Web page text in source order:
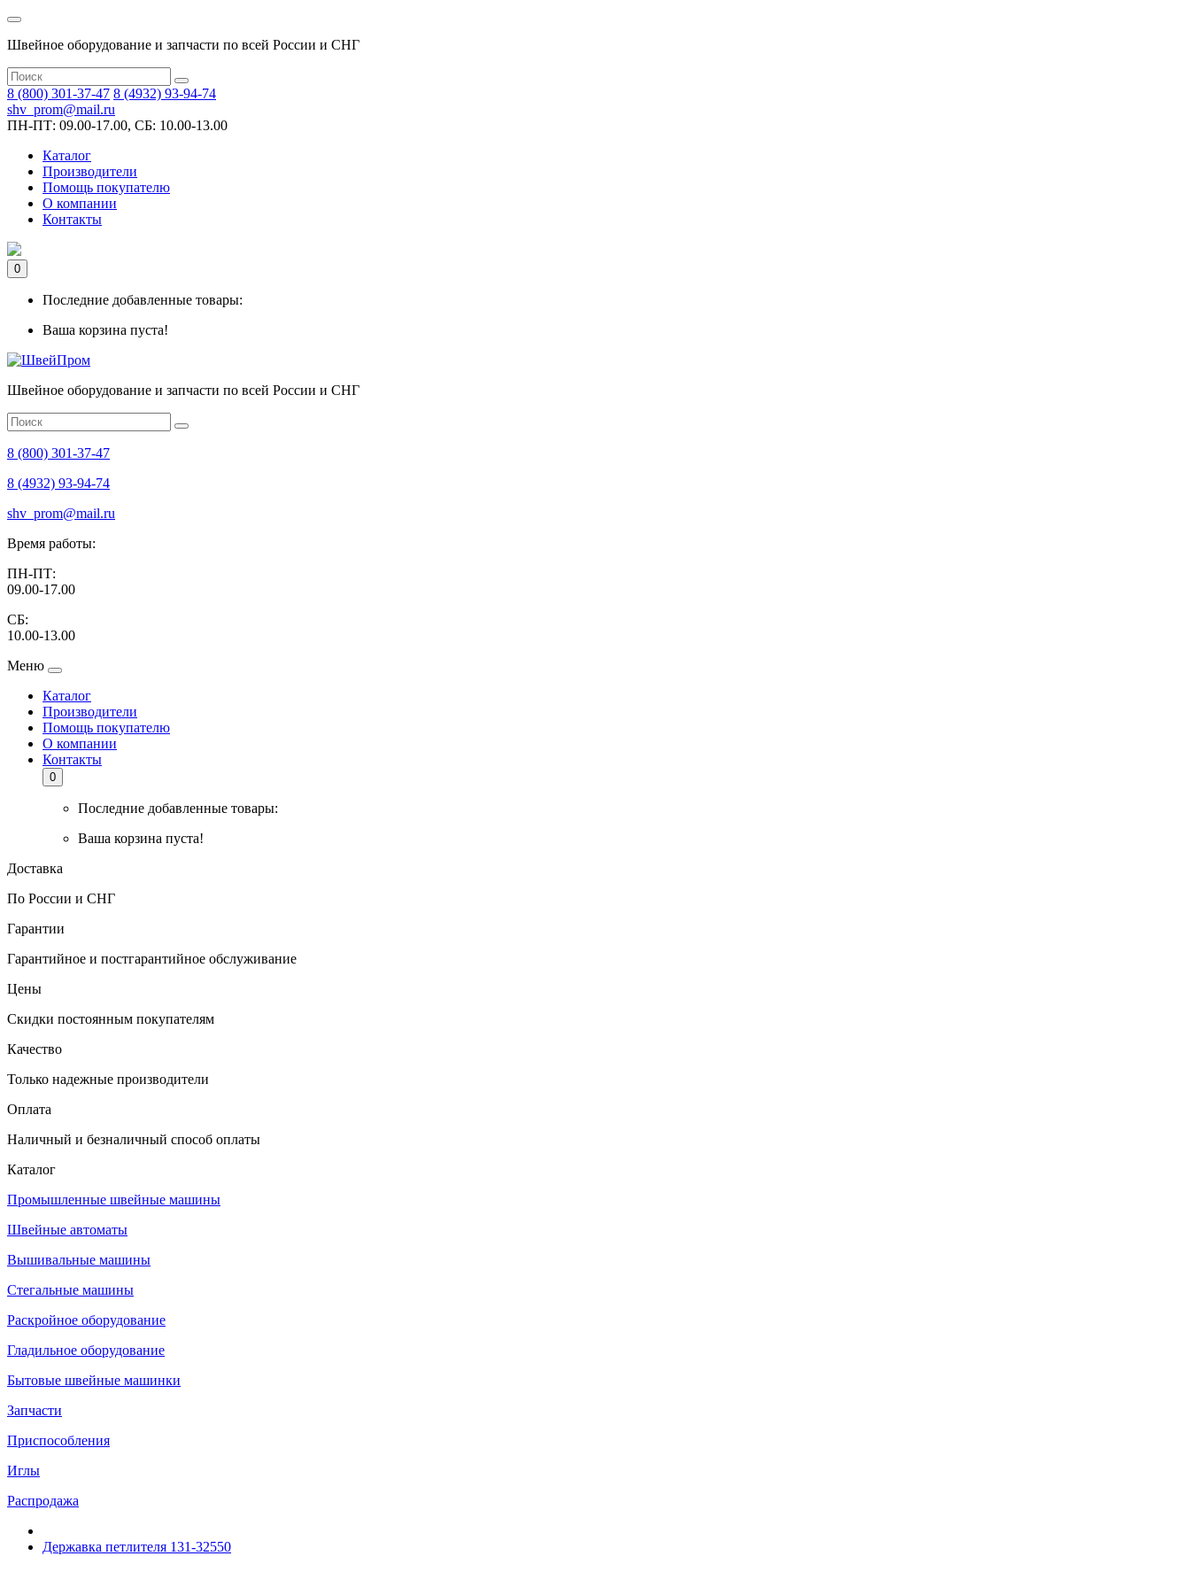
Швейное оборудование и запчасти по всей России и СНГ
8 (800) 301-37-47 8 (4932) 93-94-74
shv_prom@mail.ru
ПН-ПТ: 09.00-17.00, СБ: 10.00-13.00
Каталог
Производители
Помощь покупателю
О компании
Контакты
0
Последние добавленные товары:
Ваша корзина пуста!
Швейное оборудование и запчасти по всей России и СНГ
8 (800) 301-37-47
8 (4932) 93-94-74
shv_prom@mail.ru
Время работы:
ПН-ПТ:
09.00-17.00
СБ:
10.00-13.00
Меню
Каталог
Производители
Помощь покупателю
О компании
Контакты
0
Последние добавленные товары:
Ваша корзина пуста!
Доставка
По России и СНГ
Гарантии
Гарантийное и постгарантийное обслуживание
Цены
Скидки постоянным покупателям
Качество
Только надежные производители
Оплата
Наличный и безналичный способ оплаты
Каталог
Промышленные швейные машины
Швейные автоматы
Вышивальные машины
Стегальные машины
Раскройное оборудование
Гладильное оборудование
Бытовые швейные машинки
Запчасти
Приспособления
Иглы
Распродажа
Державка петлителя 131-32550